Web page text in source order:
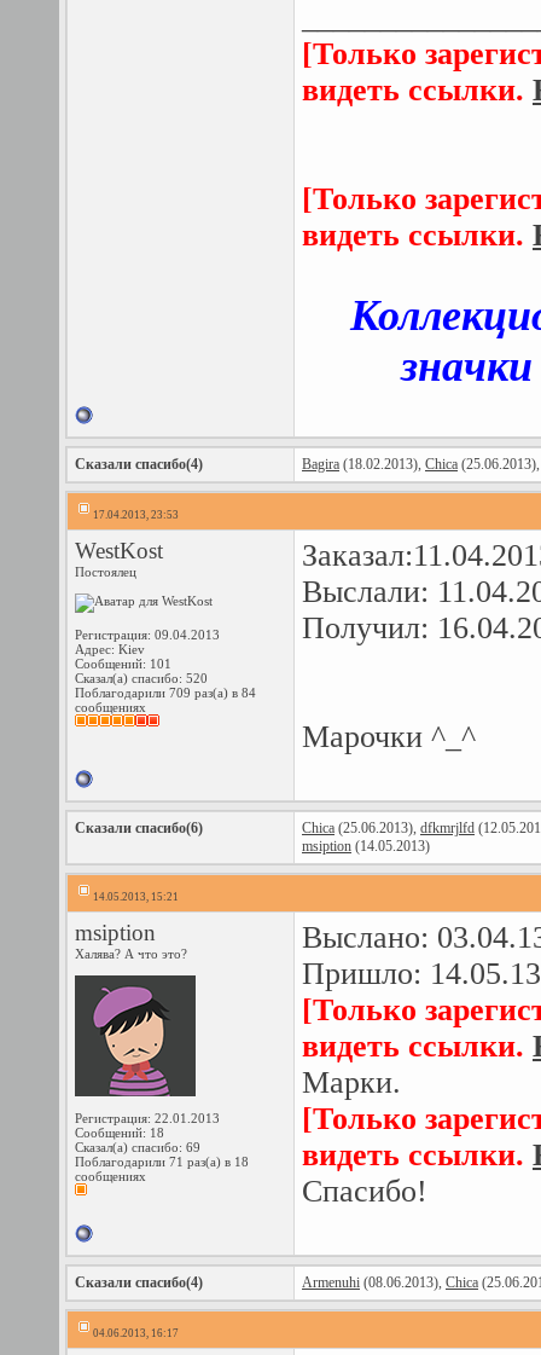
[Только
видеть ссылки.
[Только
видеть ссылки.
Сказали спасибо(4) Bagira (18.02.2013), Chica
17.04.2013, 23:53
WestKost
Постоялец
Регистрация: 09.04.2013
Адрес: Kiev
Сообщений: 101
Сказал(а) спасибо: 520
Поблагодарили 709 раз(а) в 84
сообщениях
Выслали:
Получил:
Марочки ^_^
Сказали спасибо(6) Chica (25.06.2013), dfkmrjlfd
msiption (14.05.2013)
14.05.2013, 15:21
msiption
Халява? А что это?
Регистрация: 22.01.2013
Сообщений: 18
Сказал(а) спасибо: 69
Поблагодарили 71 раз(а) в 18
сообщениях
Выслано:
Пришло: 14.05.13
[Только
видеть ссылки.
Марки.
[Только
видеть ссылки.
Спасибо!
Сказали спасибо(4) Armenuhi (08.06.2013), Chica
04.06.2013, 16:17